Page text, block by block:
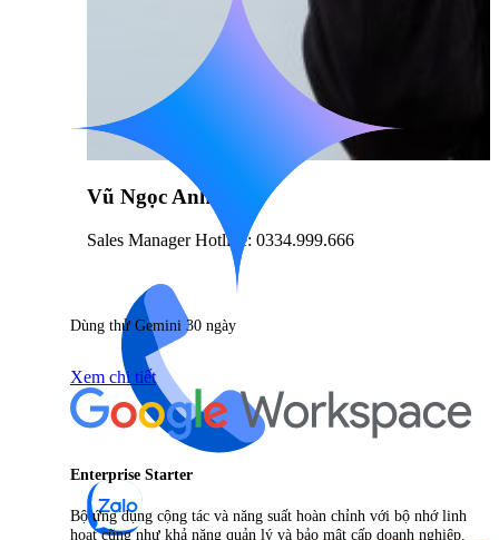
Vũ Ngọc Anh
Sales Manager Hotline: 0334.999.666
Dùng thử Gemini 30 ngày
Xem chi tiết
Enterprise Starter
Bộ ứng dụng cộng tác và năng suất hoàn chỉnh với bộ nhớ linh
hoạt cũng như khả năng quản lý và bảo mật cấp doanh nghiệp.